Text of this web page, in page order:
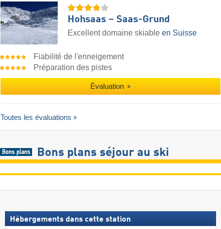
Hohsaas – Saas-Grund
Excellent domaine skiable en Suisse
Fiabilité de l'enneigement
Préparation des pistes
Évaluation
Toutes les évaluations
Bons plans séjour au ski
Hébergements dans cette station